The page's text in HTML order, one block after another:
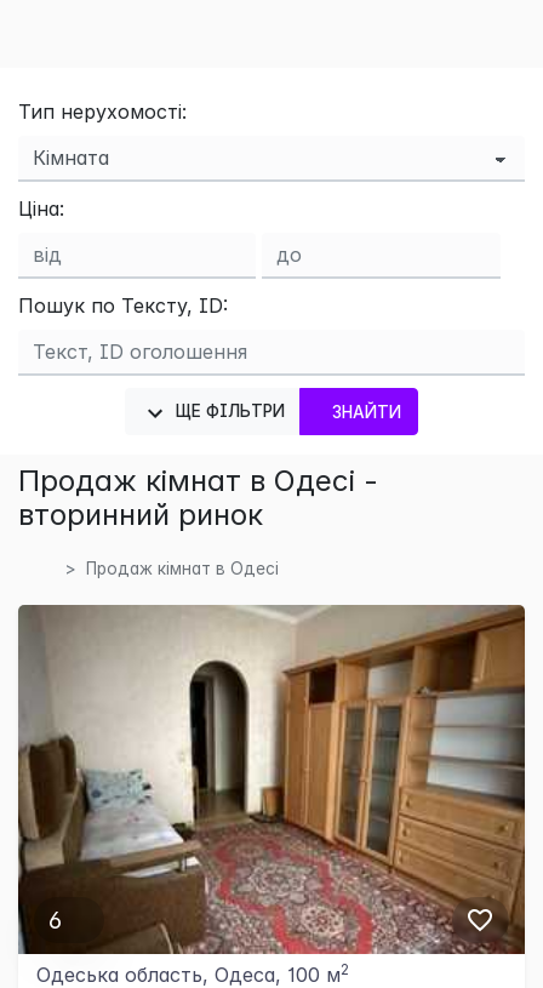
Тип нерухомості:
Ціна:
Пошук по Тексту, ID:
ЩЕ ФІЛЬТРИ ЗНАЙТИ
Продаж кімнат в Одесі -
вторинний ринок
Продаж кімнат в Одесі
6
Одеська область, Одеса, 100 м2